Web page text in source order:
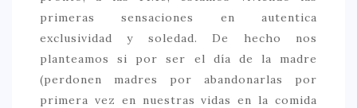
primeras sensaciones en autentica
exclusividad y soledad. De hecho nos
planteamos si por ser el día de la madre
(perdonen madres por abandonarlas por
primera vez en nuestras vidas en la comida